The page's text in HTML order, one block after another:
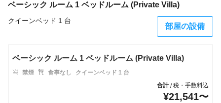
ベーシック ルーム 1 ベッドルーム (Private Villa)
クイーンベッド 1 台
部屋の設備
ベーシック ルーム 1 ベッドルーム (Private Villa)
禁煙 食事なし
クイーンベッド 1 台
合計/税・手数料込
¥21,541〜